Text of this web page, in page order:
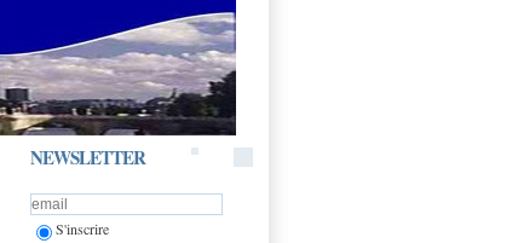
NEWSLETTER
S'inscrire